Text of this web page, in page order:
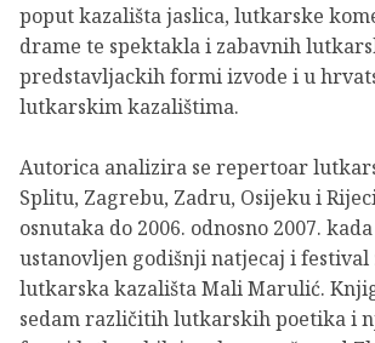
poput kazališta jaslica, lutkarske
drame te spektakla i zabavnih
predstavljackih formi izvode i u
lutkarskim kazalištima.
Autorica analizira se repertoar
Splitu, Zagrebu, Zadru, Osijeku i
osnutaka do 2006. odnosno 2007.
ustanovljen godišnji natjecaj i festival
lutkarska kazališta Mali Marulić.
sedam različitih lutkarskih poetika i